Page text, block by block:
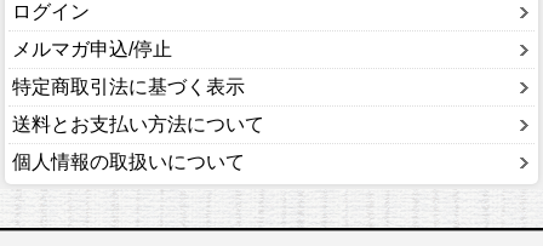
ログイン
メルマガ申込/停止
特定商取引法に基づく表示
送料とお支払い方法について
個人情報の取扱いについて